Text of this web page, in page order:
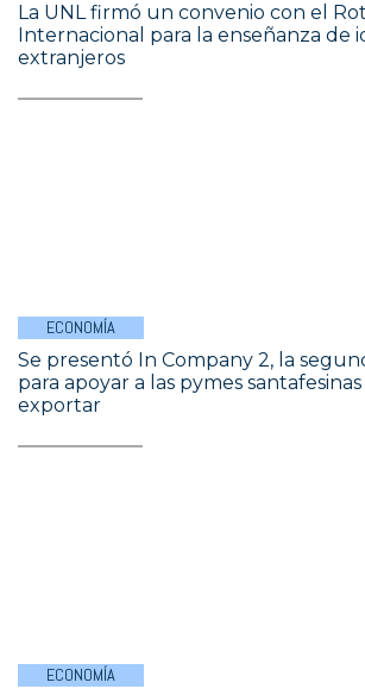
La UNL firmó un convenio con el
Internacional para la enseñanza de
extranjeros
ECONOMÍA
Se presentó In Company 2, la
para apoyar a las pymes
exportar
ECONOMÍA